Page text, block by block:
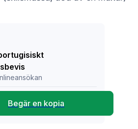
Begär en kopia